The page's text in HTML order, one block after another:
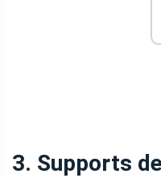
3. Supports